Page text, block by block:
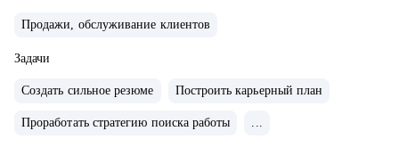
• 500+ продающих резюме и сопроводительных писем
• 300+ карьерных консультаций
• Составить резюме и оцифровать ключевые достижения.
Продажи, обслуживание клиентов
Задачи
Создать сильное резюме Построить карьерный план
Проработать стратегию поиска работы ...